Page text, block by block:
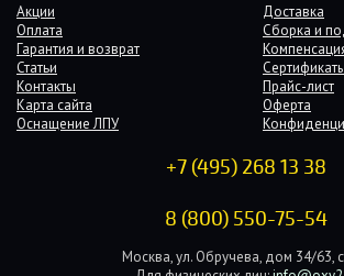
Акции
Доставка
Оплата
Сборка и
Гарантия и возврат
Статьи
Контакты
Прайс-лист
Карта сайта
Оферта
Оснащение ЛПУ
+7 (495) 268 13 38
8 (800) 550-75-54
Москва, ул. Обручева, дом 34/63,